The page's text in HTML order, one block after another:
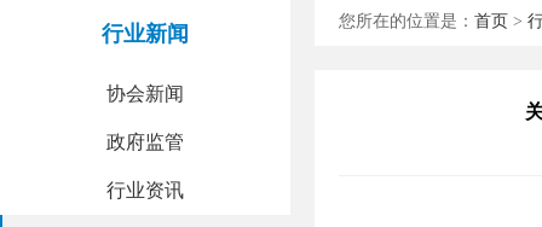
行业新闻
协会新闻
政府监管
行业资讯
您所在的位置是： 首页 >